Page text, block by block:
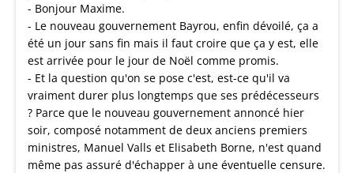
- Bonjour Maxime.
- Le nouveau gouvernement Bayrou, enfin dévoilé, ça a
été un jour sans fin mais il faut croire que ça y est, elle
est arrivée pour le jour de Noël comme promis.
- Et la question qu'on se pose c'est, est-ce qu'il va
vraiment durer plus longtemps que ses prédécesseurs
? Parce que le nouveau gouvernement annoncé hier
soir, composé notamment de deux anciens premiers
ministres, Manuel Valls et Elisabeth Borne, n'est quand
même pas assuré d'échapper à une éventuelle censure.